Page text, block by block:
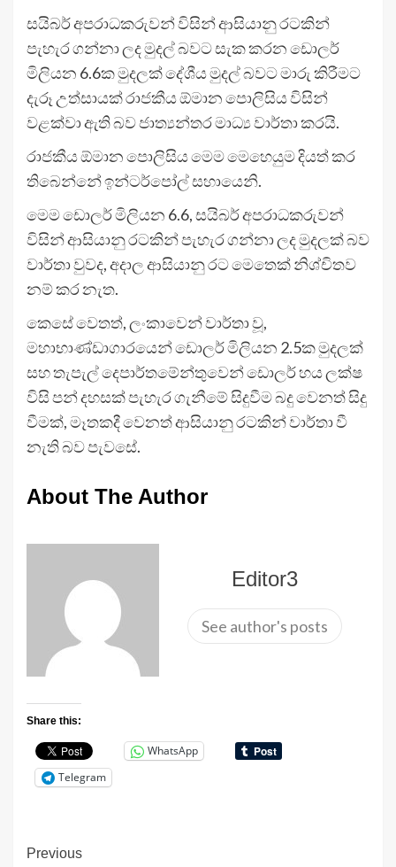
සයිබර් අපරාධකරුවන් විසින් ආසියානු රටකින්
පැහැර ගන්නා ලද මුදල් බවට සැක කරන ඩොලර්
මිලියන 6.6ක මුදලක් දේශීය මුදල් බවට මාරු කිරීමට
දැරූ උත්සායක් රාජකීය ඕමාන පොලිසිය විසින්
වළක්වා ඇති බව ජාත්‍යන්තර මාධ්‍ය වාර්තා කරයි.
රාජකීය ඕමාන පොලිසිය මෙම මෙහෙයුම දියත් කර
තිබෙන්නේ ඉන්ටර්පෝල් සහායෙනි.
මෙම ඩොලර් මිලියන 6.6, සයිබර් අපරාධකරුවන්
විසින් ආසියානු රටකින් පැහැර ගන්නා ලද මුදලක් බව
වාර්තා වුවද, අදාල ආසියානු රට මෙතෙක් නිශ්චිතව
නම් කර නැත.
කෙසේ වෙතත්, ලංකාවෙන් වාර්තා වූ,
මහාභාණ්ඩාගාරයෙන් ඩොලර් මිලියන 2.5ක මුදලක්
සහ තැපැල් දෙපාර්තමේන්තුවෙන් ඩොලර් හය ලක්ෂ
විසි පන් දහසක් පැහැර ගැනීමේ සිදුවීම බදු වෙනත් සිදු
වීමක්, මෑතකදී වෙනත් ආසියානු රටකින් වාර්තා වී
නැති බව පැවසේ.
About The Author
Editor3
See author's posts
Share this:
WhatsApp
Telegram
Continue
Previous